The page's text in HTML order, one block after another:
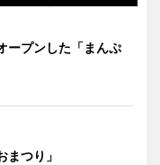
ープンした「まんぷ
まつり」